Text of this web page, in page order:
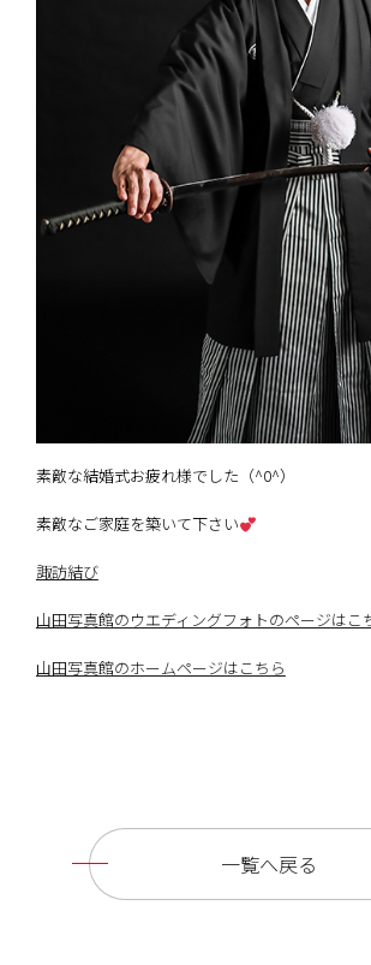
素敵な結婚式お疲れ様でした（^0^）
素敵なご家庭を築いて下さい
諏訪結び
山田写真館のウエディングフォトのページはこ
山田写真館のホームページはこちら
一覧へ戻る